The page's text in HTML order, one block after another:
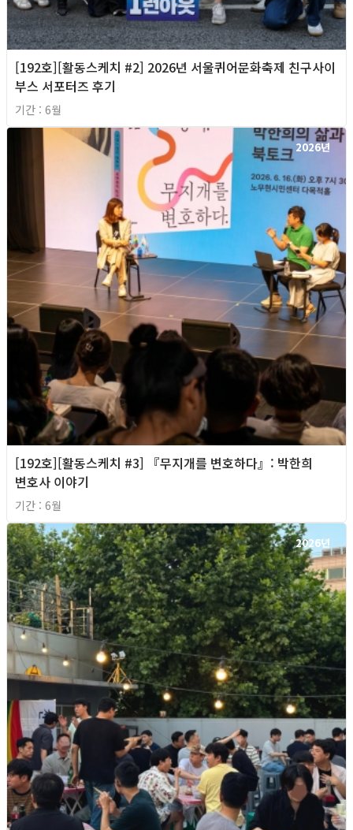
[192호][활동스케치 #2] 2026년 서울퀴어문화축제 친구사이
부스 서포터즈 후기
기간 : 6월
2026년
[192호][활동스케치 #3] 『무지개를 변호하다』: 박한희
변호사 이야기
기간 : 6월
2026년